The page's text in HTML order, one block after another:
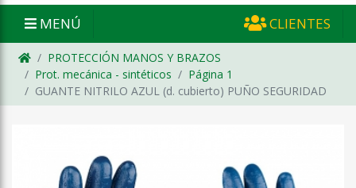
MENÚ CLIENTES
PROTECCIÓN MANOS Y BRAZOS
Prot. mecánica - sintéticos
Página 1
GUANTE NITRILO AZUL (d. cubierto) PUÑO SEGURIDAD